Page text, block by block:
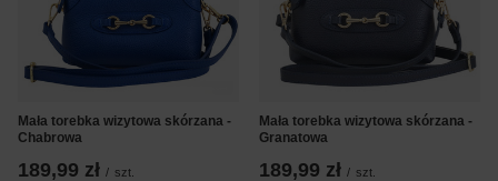
Mała torebka wizytowa skórzana -
Chabrowa
189,99 zł / szt.
Mała torebka wizytowa skórzana -
Granatowa
189,99 zł / szt.